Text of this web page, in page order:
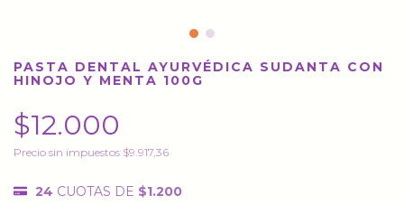
PASTA DENTAL AYURVÉDICA SUDANTA CON
HINOJO Y MENTA 100G
$12.000
Precio sin impuestos $9.917,36
24 CUOTAS DE $1.200